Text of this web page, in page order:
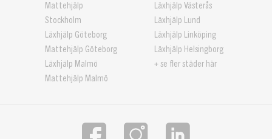
Mattehjälp
Stockholm
Läxhjälp Göteborg
Mattehjälp Göteborg
Läxhjälp Malmö
Mattehjälp Malmö
Läxhjälp Västerås
Läxhjälp Lund
Läxhjälp Linköping
Läxhjälp Helsingborg
+ se fler städer här